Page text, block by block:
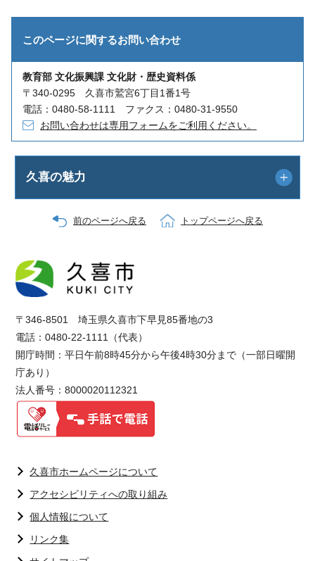
このページに関するお問い合わせ
教育部 文化振興課 文化財・歴史資料係
〒340-0295 久喜市鷲宮6丁目1番1号
電話：0480-58-1111 ファクス：0480-31-9550
お問い合わせは専用フォームをご利用ください。
久喜の魅力
前のページへ戻る トップページへ戻る
〒346-8501 埼玉県久喜市下早見85番地の3
電話：0480-22-1111（代表）
開庁時間：平日午前8時45分から午後4時30分まで（一部日曜開
庁あり）
法人番号：8000020112321
久喜市ホームページについて
アクセシビリティへの取り組み
個人情報について
リンク集